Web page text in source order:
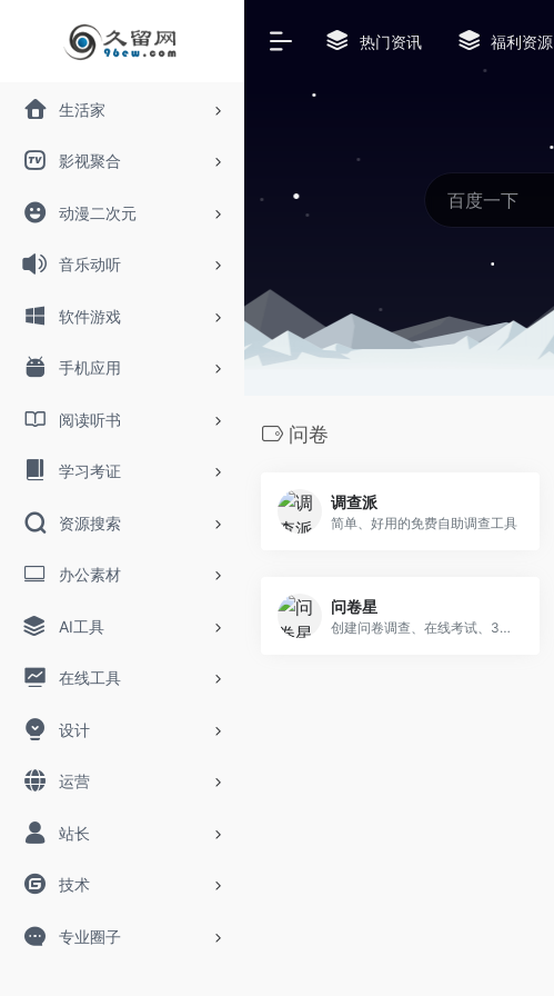
生活家
影视聚合
动漫二次元
音乐动听
软件游戏
手机应用
阅读听书
学习考证
资源搜索
办公素材
AI工具
在线工具
设计
运营
站长
技术
专业圈子
热门资讯 福利资源
问卷
调查派
简单、好用的免费自助调查工具
问卷星
创建问卷调查、在线考试、360度评估等